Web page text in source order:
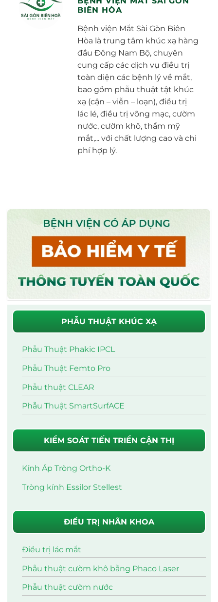
BIÊN HÒA
Bệnh viện Mắt Sài Gòn Biên
Hòa là trung tâm khúc xạ hàng
đầu Đông Nam Bộ, chuyên
cung cấp các dịch vụ điều trị
toàn diện các bệnh lý về mắt,
bao gồm phẫu thuật tật khúc
xạ (cận – viễn – loạn), điều trị
lác lé, điều trị võng mạc, cườm
nước, cườm khô, thẩm mỹ
mắt,... với chất lượng cao và chi
phí hợp lý.
PHẪU THUẬT KHÚC XẠ
Phẫu Thuật Phakic IPCL
Phẫu Thuật Femto Pro
Phẫu thuật CLEAR
Phẫu Thuật SmartSurfACE
KIỂM SOÁT TIẾN TRIỂN CẬN THỊ
Kính Áp Tròng Ortho-K
Tròng kính Essilor Stellest
ĐIỀU TRỊ NHÃN KHOA
Điều trị lác mắt
Phẫu thuật cườm khô bằng Phaco Laser
Phẫu thuật cườm nước